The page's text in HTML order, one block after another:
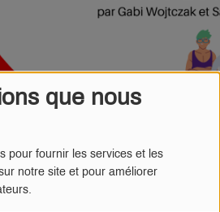
que nous
pour fournir les services et les
notre site et pour améliorer
dans le cadre du mois des
vivre ensemble pour